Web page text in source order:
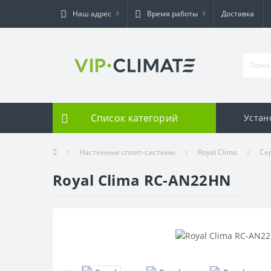
Наш адрес Время работы Доставка
Список категорий
Настенные сплит-системы Royal Clima
Royal Clima RC-AN22HN